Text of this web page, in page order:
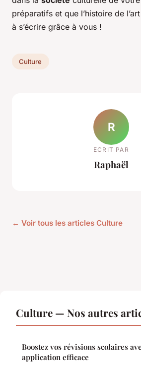
préparatifs et que l’histoire de
à s’écrire grâce à vous !
Culture
R
ECRIT PAR
Raphaël
← Voir tous les articles Culture
Culture — Nos autres
Boostez vos révisions scolaires
application efficace